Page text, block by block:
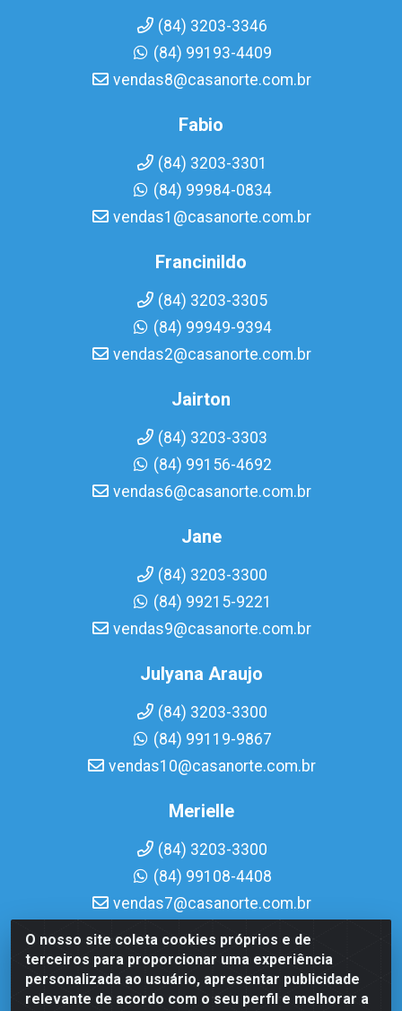
O nosso site coleta cookies próprios e de
terceiros para proporcionar uma experiência
personalizada ao usuário, apresentar publicidade
relevante de acordo com o seu perfil e melhorar a
(84) 3203-3346
(84) 99193-4409
vendas8@casanorte.com.br
Fabio
(84) 3203-3301
(84) 99984-0834
vendas1@casanorte.com.br
Francinildo
(84) 3203-3305
(84) 99949-9394
vendas2@casanorte.com.br
Jairton
(84) 3203-3303
(84) 99156-4692
vendas6@casanorte.com.br
Jane
(84) 3203-3300
(84) 99215-9221
vendas9@casanorte.com.br
Julyana Araujo
(84) 3203-3300
(84) 99119-9867
vendas10@casanorte.com.br
Merielle
(84) 3203-3300
(84) 99108-4408
vendas7@casanorte.com.br
Casa Norte LTDA - Av. Interventor Mário Câmara, 1815 -
Dix-Sept Rosado, Natal/RN - CEP 59054-600 - CNPJ
08.713.513/0001-51